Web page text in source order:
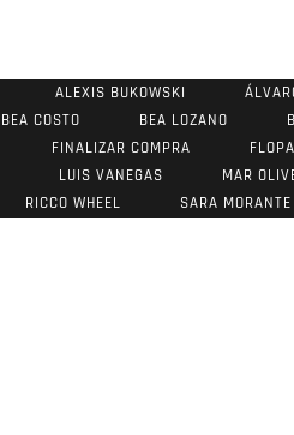
ALEXIS BUKOWSKI
BEA COSTO BEA LOZANO
FINALIZAR COMPRA FLOPA
LUIS VANEGAS MAR
RICCO WHEEL SARA MORANTE